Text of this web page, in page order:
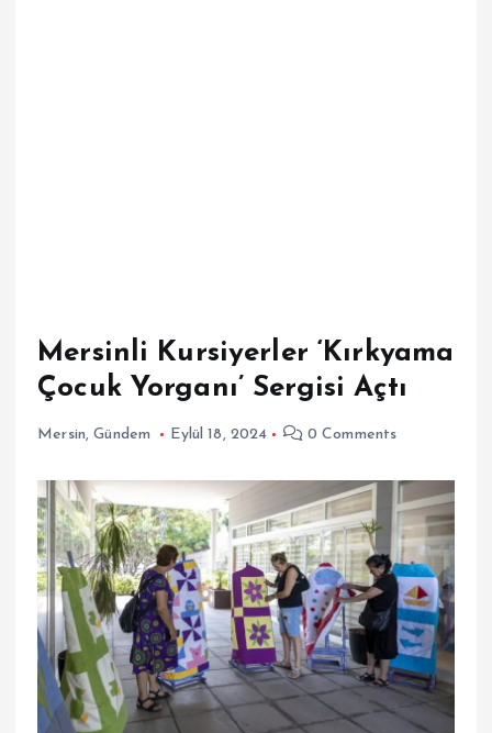
Mersinli Kursiyerler ‘Kırkyama
Çocuk Yorganı’ Sergisi Açtı
Mersin,Gündem Eylül 18, 2024 0 Comments